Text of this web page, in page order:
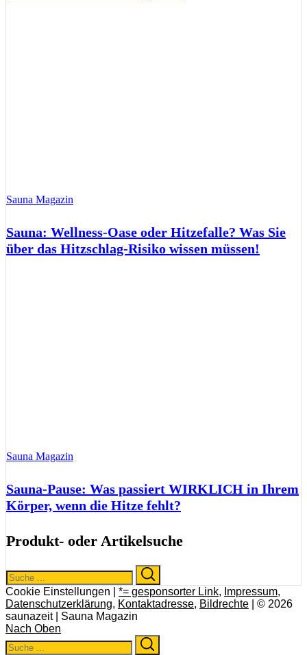
Sauna Magazin
Sauna: Wellness-Oase oder Hitzefalle? Was Sie
über das Hitzschlag-Risiko wissen müssen!
Sauna Magazin
Sauna-Pause: Was passiert WIRKLICH in Ihrem
Körper, wenn die Hitze fehlt?
Produkt- oder Artikelsuche
Search
for:
Cookie Einstellungen | *= gesponsorter Link, Impressum,
Datenschutzerklärung, Kontaktadresse, Bildrechte | © 2026
saunazeit | Sauna Magazin
Nach Oben
Search
for: